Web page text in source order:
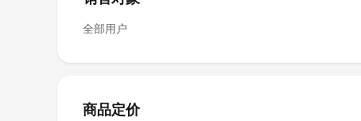
全部用户
商品定价